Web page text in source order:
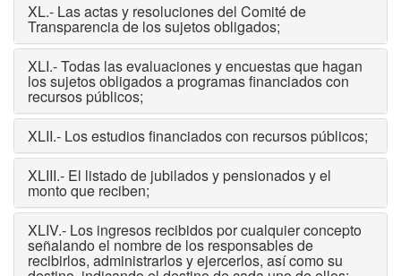
XL.- Las actas y resoluciones del Comité de
Transparencia de los sujetos obligados;
XLI.- Todas las evaluaciones y encuestas que hagan
los sujetos obligados a programas financiados con
recursos públicos;
XLII.- Los estudios financiados con recursos públicos;
XLIII.- El listado de jubilados y pensionados y el
monto que reciben;
XLIV.- Los ingresos recibidos por cualquier concepto
señalando el nombre de los responsables de
recibirlos, administrarlos y ejercerlos, así como su